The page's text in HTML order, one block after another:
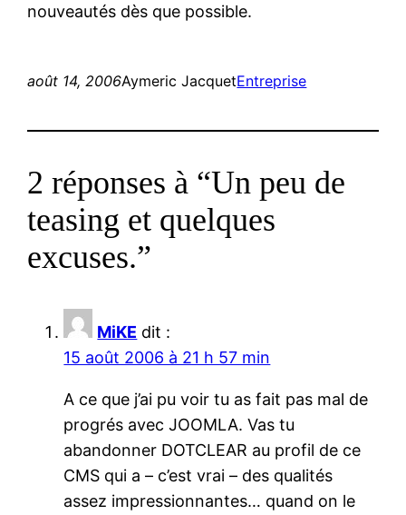
nouveautés dès que possible.
août 14, 2006Aymeric JacquetEntreprise
2 réponses à “Un peu de
teasing et quelques
excuses.”
MiKE dit :
15 août 2006 à 21 h 57 min
A ce que j’ai pu voir tu as fait pas mal de
progrés avec JOOMLA. Vas tu
abandonner DOTCLEAR au profil de ce
CMS qui a – c’est vrai – des qualités
assez impressionnantes… quand on le